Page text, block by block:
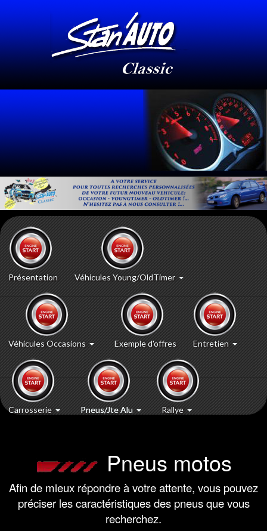
Présentation Véhicules Young/OldTimer
Véhicules Occasions Exemple d'offres Entretien
Carrosserie Pneus/Jte Alu Rallye
Pneus motos
Afin de mieux répondre à votre attente, vous pouvez
préciser les caractéristiques des pneus que vous
recherchez.